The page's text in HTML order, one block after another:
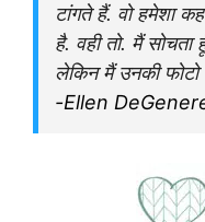
टांगते हैं. वो हमेशा
है. वही तो. मैं
लेकिन मैं उनकी फोटो
-Ellen